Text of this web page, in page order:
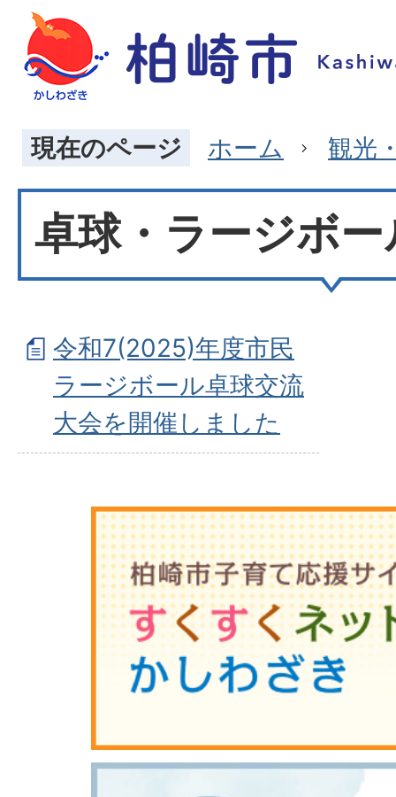
現在のページ ホーム 観光
卓球・ラージボー
令和7(2025)年度市民
ラージボール卓球交流
大会を開催しました